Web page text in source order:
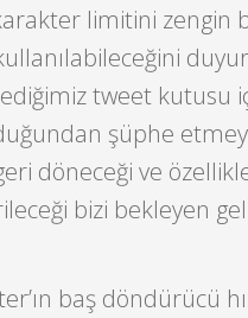
limitini zengin
tweet kutusu
şüphe
döneceği ve
bizi bekleyen
baş döndürücü